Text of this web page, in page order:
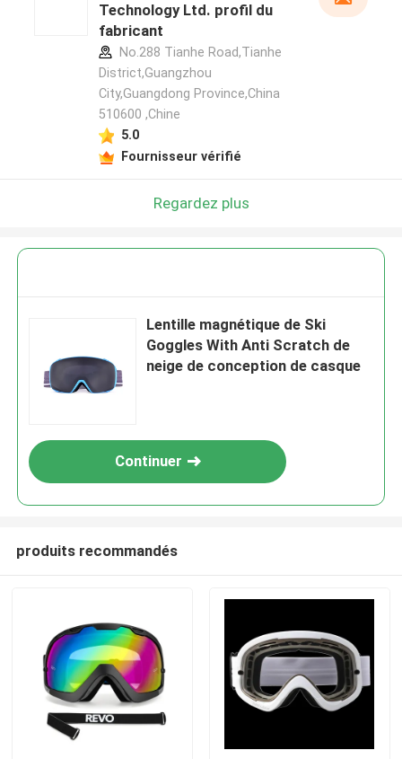
Technology Ltd. profil du
fabricant
No.288 Tianhe Road,Tianhe
District,Guangzhou
City,Guangdong Province,China
510600 ,Chine
5.0
Fournisseur vérifié
Regardez plus
Lentille magnétique de Ski
Goggles With Anti Scratch de
neige de conception de casque
Continuer
produits recommandés